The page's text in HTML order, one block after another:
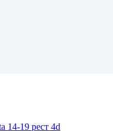
14-19 рест 4d